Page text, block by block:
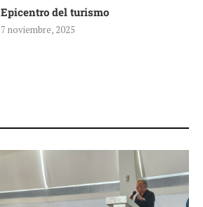
Epicentro del turismo
7 noviembre, 2025